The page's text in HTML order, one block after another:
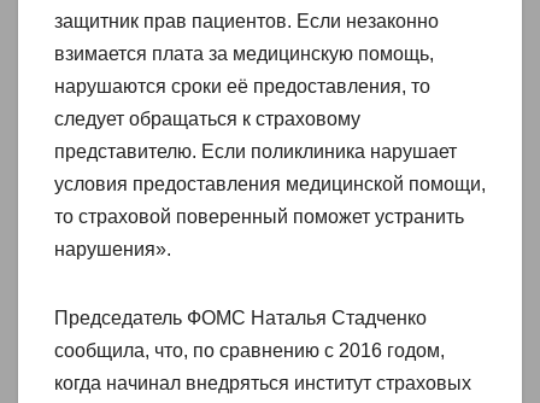
защитник прав пациентов. Если незаконно
взимается плата за медицинскую помощь,
нарушаются сроки её предоставления, то
следует обращаться к страховому
представителю. Если поликлиника нарушает
условия предоставления медицинской помощи,
то страховой поверенный поможет устранить
нарушения».
Председатель ФОМС Наталья Стадченко
сообщила, что, по сравнению с 2016 годом,
когда начинал внедряться институт страховых